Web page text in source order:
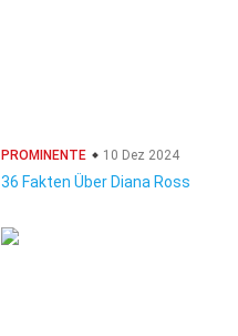
PROMINENTE 10 Dez 2024
36 Fakten Über Diana Ross